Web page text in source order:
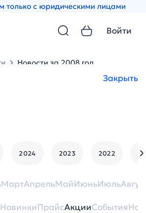
только с юридическими лицами
Закрыть
Войти
Новости за 2008 год
2024 2023 2022
МартАпрельМайИюньИюль
НовинкиПрайсАкцииСобытия